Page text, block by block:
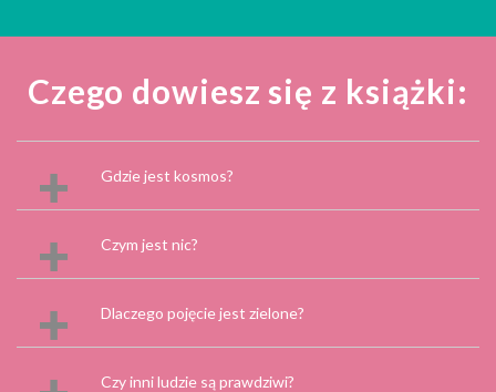
Czego dowiesz się z książki:
Gdzie jest kosmos?
Czym jest nic?
Dlaczego pojęcie jest zielone?
Czy inni ludzie są prawdziwi?